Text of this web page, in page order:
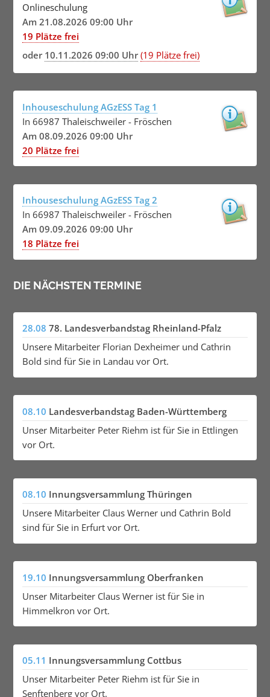
Onlineschulung
Am 21.08.2026 09:00 Uhr
19 Plätze frei
oder 10.11.2026 09:00 Uhr (19 Plätze frei)
Inhouseschulung AGzESS Tag 1
In 66987 Thaleischweiler - Fröschen
Am 08.09.2026 09:00 Uhr
20 Plätze frei
Inhouseschulung AGzESS Tag 2
In 66987 Thaleischweiler - Fröschen
Am 09.09.2026 09:00 Uhr
18 Plätze frei
DIE NÄCHSTEN TERMINE
28.08 78. Landesverbandstag Rheinland-Pfalz
Unsere Mitarbeiter Florian Dexheimer und Cathrin
Bold sind für Sie in Landau vor Ort.
08.10 Landesverbandstag Baden-Württemberg
Unser Mitarbeiter Peter Riehm ist für Sie in Ettlingen
vor Ort.
08.10 Innungsversammlung Thüringen
Unsere Mitarbeiter Claus Werner und Cathrin Bold
sind für Sie in Erfurt vor Ort.
19.10 Innungsversammlung Oberfranken
Unser Mitarbeiter Claus Werner ist für Sie in
Himmelkron vor Ort.
05.11 Innungsversammlung Cottbus
Unser Mitarbeiter Peter Riehm ist für Sie in
Senftenberg vor Ort.